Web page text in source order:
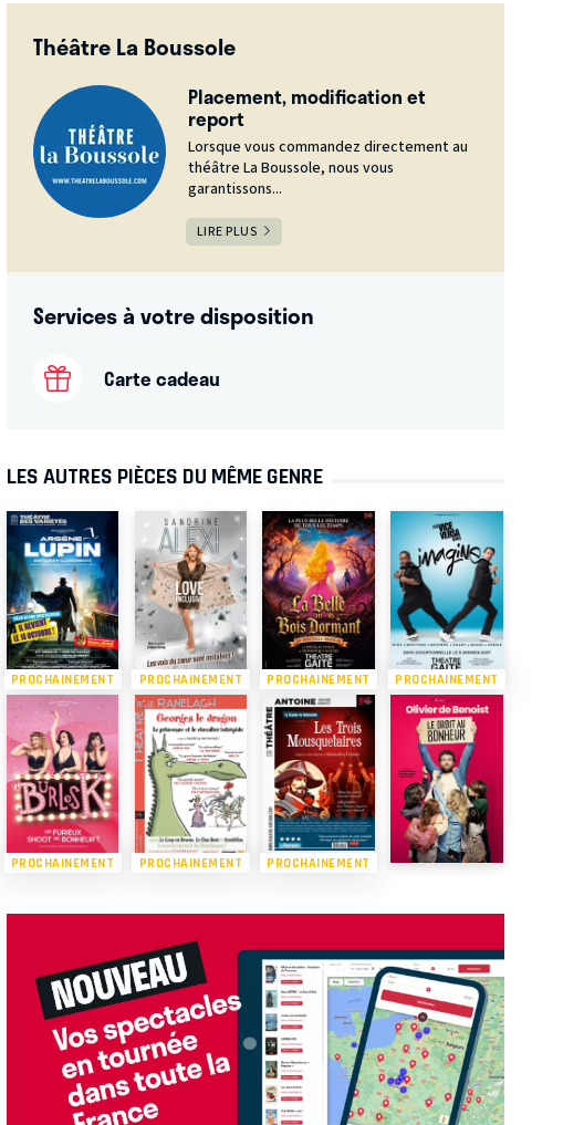
Théâtre La Boussole
Placement, modification et
report
Lorsque vous commandez directement au
théâtre La Boussole, nous vous
garantissons...
LIRE PLUS
Services à votre disposition
Carte cadeau
LES AUTRES PIÈCES DU MÊME GENRE
PROCHAINEMENT PROCHAINEMENT PROCHAINEMENT PROCHAINEMENT
PROCHAINEMENT PROCHAINEMENT PROCHAINEMENT